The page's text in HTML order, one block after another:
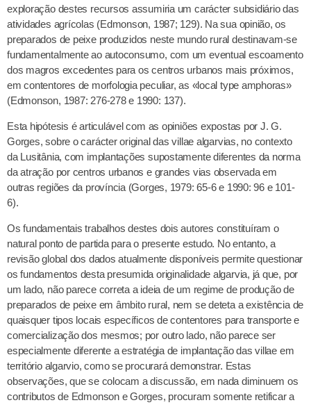
exploração destes recursos assumiria um carácter subsidiário das
atividades agrícolas (Edmonson, 1987; 129). Na sua opinião, os
preparados de peixe produzidos neste mundo rural destinavam-se
fundamentalmente ao autoconsumo, com um eventual escoamento
dos magros excedentes para os centros urbanos mais próximos,
em contentores de morfologia peculiar, as «local type amphoras»
(Edmonson, 1987: 276-278 e 1990: 137).
Esta hipótesis é articulável com as opiniões expostas por J. G.
Gorges, sobre o carácter original das villae algarvias, no contexto
da Lusitânia, com implantações supostamente diferentes da norma
da atração por centros urbanos e grandes vias observada em
outras regiões da província (Gorges, 1979: 65-6 e 1990: 96 e 101-
6).
Os fundamentais trabalhos destes dois autores constituíram o
natural ponto de partida para o presente estudo. No entanto, a
revisão global dos dados atualmente disponíveis permite questionar
os fundamentos desta presumida originalidade algarvia, já que, por
um lado, não parece correta a ideia de um regime de produção de
preparados de peixe em âmbito rural, nem se deteta a existência de
quaisquer tipos locais específicos de contentores para transporte e
comercialização dos mesmos; por outro lado, não parece ser
especialmente diferente a estratégia de implantação das villae em
território algarvio, como se procurará demonstrar. Estas
observações, que se colocam a discussão, em nada diminuem os
contributos de Edmonson e Gorges, procuram somente retificar a